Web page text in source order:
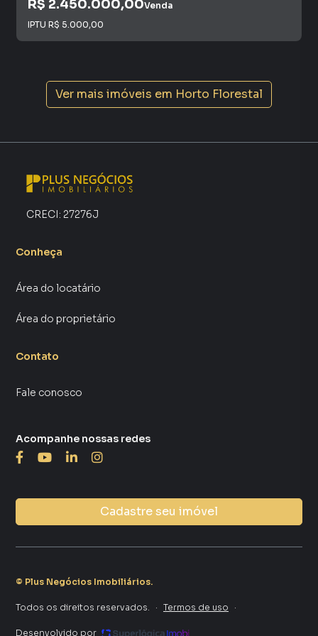
R$ 2.450.000,00Venda
IPTU R$ 5.000,00
Ver mais imóveis em Horto Florestal
CRECI: 27276J
Conheça
Área do locatário
Área do proprietário
Contato
Fale conosco
Cadastre seu imóvel
Acompanhe nossas redes
© Plus Negócios Imobiliários.
Todos os direitos reservados. · Termos de uso ·
Desenvolvido por